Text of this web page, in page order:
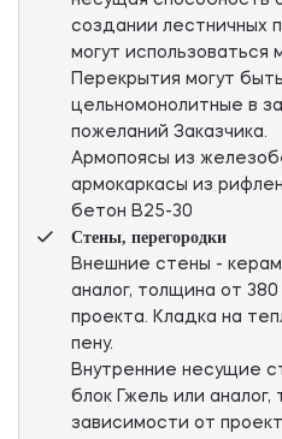
создании лестничных
могут использоваться
Перекрытия могут
цельномонолитные в
пожеланий Заказчика.
Армопоясы из
армокаркасы из
бетон В25-30
Стены, перегородки
Внешние стены -
аналог, толщина от
проекта. Кладка на
пену.
Внутренние несущие
блок Гжель или
зависимости от